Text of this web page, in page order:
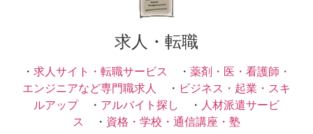
求人・転職
・ 求人サイト・転職サービス ・ 薬剤・医・看護師・
エンジニアなど専門職求人
・ ビジネス・起業・スキ
ルアップ・ アルバイト探し ・ 人材派遣サービ
ス ・ 資格・学校・通信講座・塾